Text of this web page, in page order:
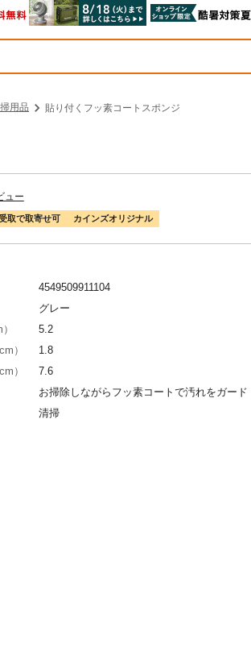
用品 貼り付くフッ素コートスポンジ
ュー
取で取寄せ可 カインズオリジナル
4549509911104
グレー
5.2
）
1.8
）
7.6
お掃除しながらフッ素コートで汚れをガード
清掃